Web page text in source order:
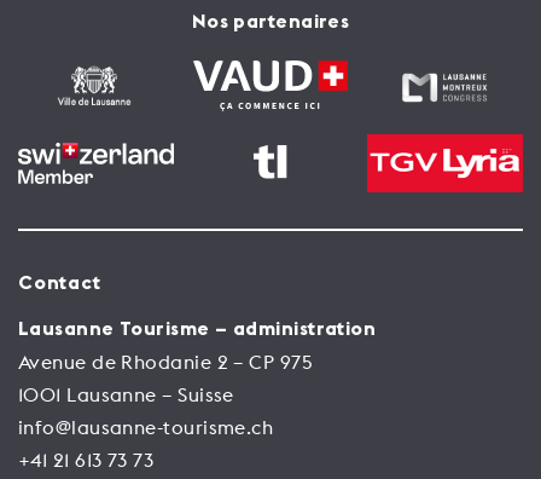
Nos partenaires
Contact
Lausanne Tourisme – administration
Avenue de Rhodanie 2 – CP 975
1001 Lausanne – Suisse
info@lausanne-tourisme.ch
+41 21 613 73 73